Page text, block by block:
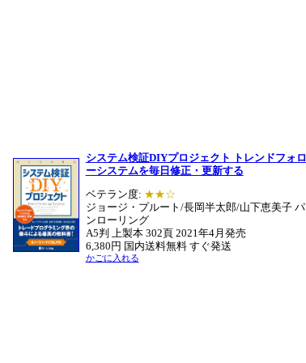
システム検証DIYプロジェクト トレンドフォロ
ーシステムを毎日修正・更新する
ベテラン度: ★★☆
ジョージ・プルート/長岡半太郎/山下恵美子 パ
ンローリング
A5判 上製本 302頁 2021年4月発売
6,380円 国内送料無料 すぐ発送
かごに入れる